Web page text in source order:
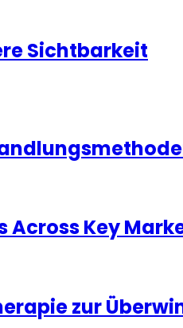
Sichtbarkeit
Across Key
zur